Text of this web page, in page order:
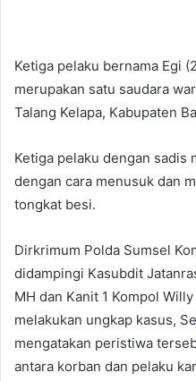
Ketiga pelaku bernama Egi
merupakan satu saudara
Talang Kelapa, Kabupaten
Ketiga pelaku dengan sadis
dengan cara menusuk dan
tongkat besi.
Dirkrimum Polda Sumsel
didampingi Kasubdit
MH dan Kanit 1 Kompol
melakukan ungkap kasus,
mengatakan peristiwa
antara korban dan pelaku